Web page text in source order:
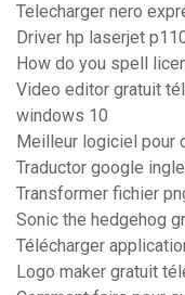
Telecharger nero
Driver hp laserjet
How do you spell
Video editor gratuit
windows 10
Meilleur logiciel pour
Traductor google
Transformer fichier
Sonic the hedgehog
Télécharger
Logo maker gratuit